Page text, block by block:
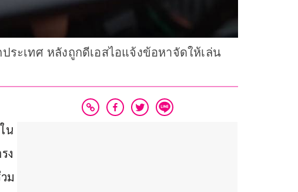
ะเทศ หลังถูกดีเอสไอแจ้งข้อหาจัดให้เล่น
น
ง
ม